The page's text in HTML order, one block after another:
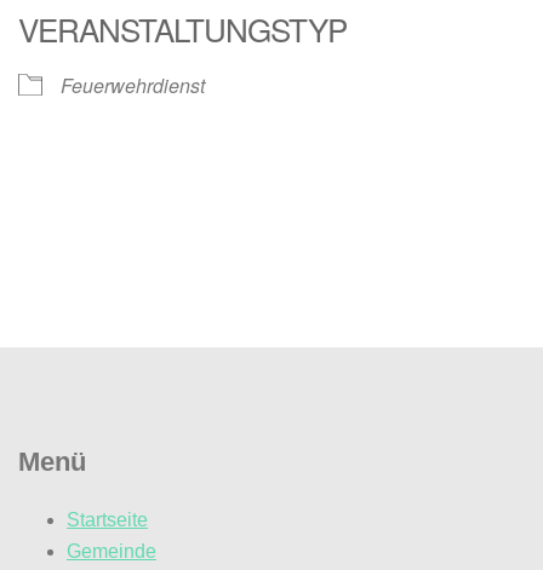
VERANSTALTUNGSTYP
Feuerwehrdienst
Menü
Startseite
Gemeinde